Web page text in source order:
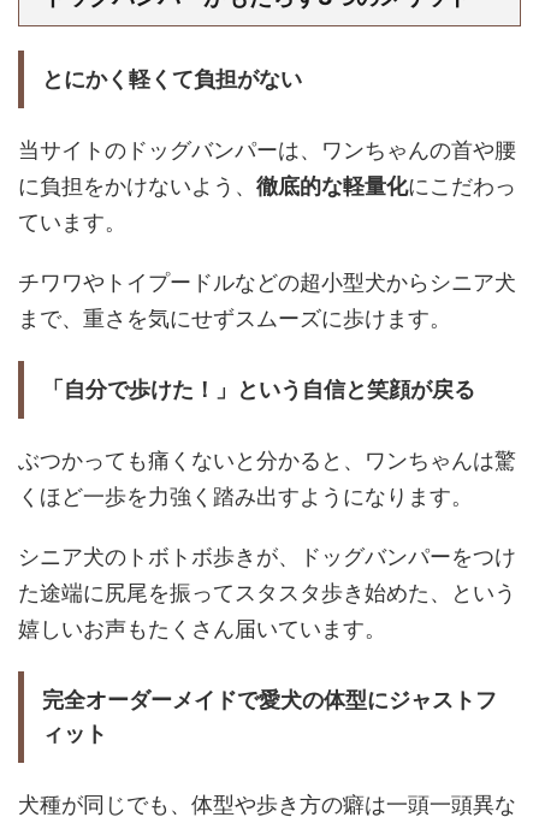
とにかく軽くて負担がない
当サイトのドッグバンパーは、ワンちゃんの首や腰
に負担をかけないよう、 徹底的な軽量化にこだわっ
ています。
チワワやトイプードルなどの超小型犬からシニア犬
まで、重さを気にせずスムーズに歩けます。
「自分で歩けた！」という自信と笑顔が戻る
ぶつかっても痛くないと分かると、ワンちゃんは驚
くほど一歩を力強く踏み出すようになります。
シニア犬のトボトボ歩きが、ドッグバンパーをつけ
た途端に尻尾を振ってスタスタ歩き始めた、という
嬉しいお声もたくさん届いています。
完全オーダーメイドで愛犬の体型にジャストフ
ィット
犬種が同じでも、体型や歩き方の癖は一頭一頭異な